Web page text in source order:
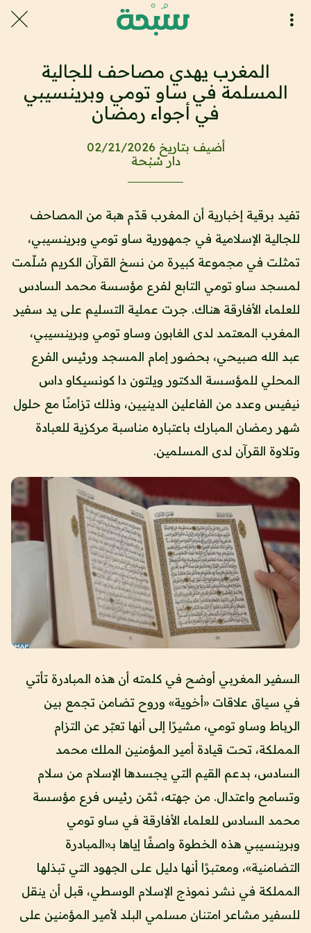
المغرب يهدي مصاحف للجالية
المسلمة في ساو تومي وبرينسيبي
في أجواء رمضان
أضيف بتاريخ 02/21/2026
دار سُبْحة
تفيد برقية إخبارية أن المغرب قدّم هبة من المصاحف
للجالية الإسلامية في جمهورية ساو تومي وبرينسيبي،
تمثلت في مجموعة كبيرة من نسخ القرآن الكريم سُلّمت
لمسجد ساو تومي التابع لفرع مؤسسة محمد السادس
للعلماء الأفارقة هناك. جرت عملية التسليم على يد سفير
المغرب المعتمد لدى الغابون وساو تومي وبرينسيبي،
عبد الله صبيحي، بحضور إمام المسجد ورئيس الفرع
المحلي للمؤسسة الدكتور ويلتون دا كونسيكاو داس
نيفيس وعدد من الفاعلين الدينيين، وذلك تزامنًا مع حلول
شهر رمضان المبارك باعتباره مناسبة مركزية للعبادة
وتلاوة القرآن لدى المسلمين.
السفير المغربي أوضح في كلمته أن هذه المبادرة تأتي
في سياق علاقات «أخوية» وروح تضامن تجمع بين
الرباط وساو تومي، مشيرًا إلى أنها تعبّر عن التزام
المملكة، تحت قيادة أمير المؤمنين الملك محمد
السادس، بدعم القيم التي يجسدها الإسلام من سلام
وتسامح واعتدال. من جهته، ثمّن رئيس فرع مؤسسة
محمد السادس للعلماء الأفارقة في ساو تومي
وبرينسيبي هذه الخطوة واصفًا إياها بـ«المبادرة
التضامنية»، ومعتبرًا أنها دليل على الجهود التي تبذلها
المملكة في نشر نموذج الإسلام الوسطي، قبل أن ينقل
للسفير مشاعر امتنان مسلمي البلد لأمير المؤمنين على